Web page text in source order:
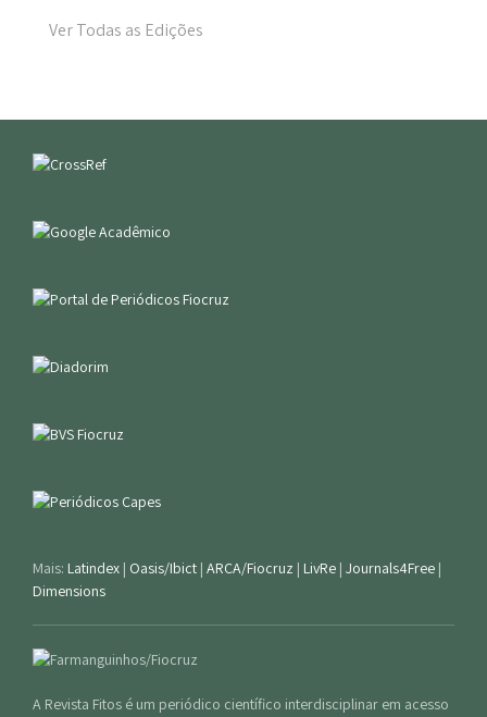
Ver Todas as Edições
Mais: Latindex | Oasis/Ibict | ARCA/Fiocruz | LivRe | Journals4Free |
Dimensions
A Revista Fitos é um periódico científico interdisciplinar em acesso